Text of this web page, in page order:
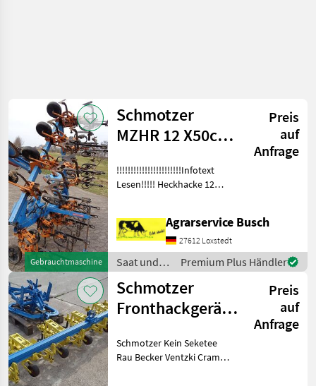
Gebrauchtmaschine
Schmotzer
MZHR 12 X50cm
Heckhacke
Preis
auf
Anfrage
!!!!!!!!!!!!!!!!!!!!!!!Infotext
Lesen!!!!! Heckhacke 12
sofort Verfügbar Hackgerät
Rübenhacke Maishacke
Gemüsehacke S
Agrarservice Busch
27612 Loxstedt
Saat und
Pflege /
Schmotzer
Premium Plus Händler
Schmotzer
Fronthackgerät
Kompletten
Preis
auf
Anfrage
Schmotzer Kein Seketee
Rau Becker Ventzki Cramer